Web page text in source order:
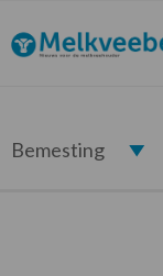
de
hoofdnavigatie
de
hoofd
de
eerste
de
voettekst
Melkveebedrijf.nl
Bemesting